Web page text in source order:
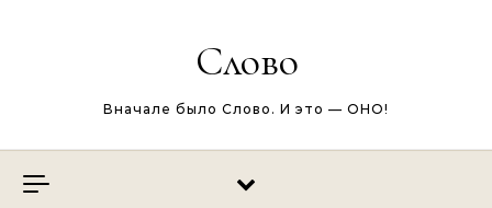
Слово
Вначале было Слово. И это — ОНО!